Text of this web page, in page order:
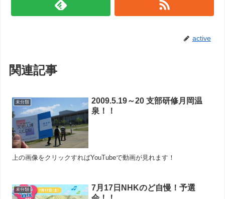
active
関連記事
未分類
2009.5.19～20 支部研修月岡温
泉！！
上の画像をクリックすればYouTubeで動画が見れます！
未分類
7月17日NHKのど自慢！予選